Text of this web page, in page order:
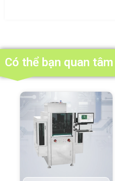
Có thể bạn quan tâm